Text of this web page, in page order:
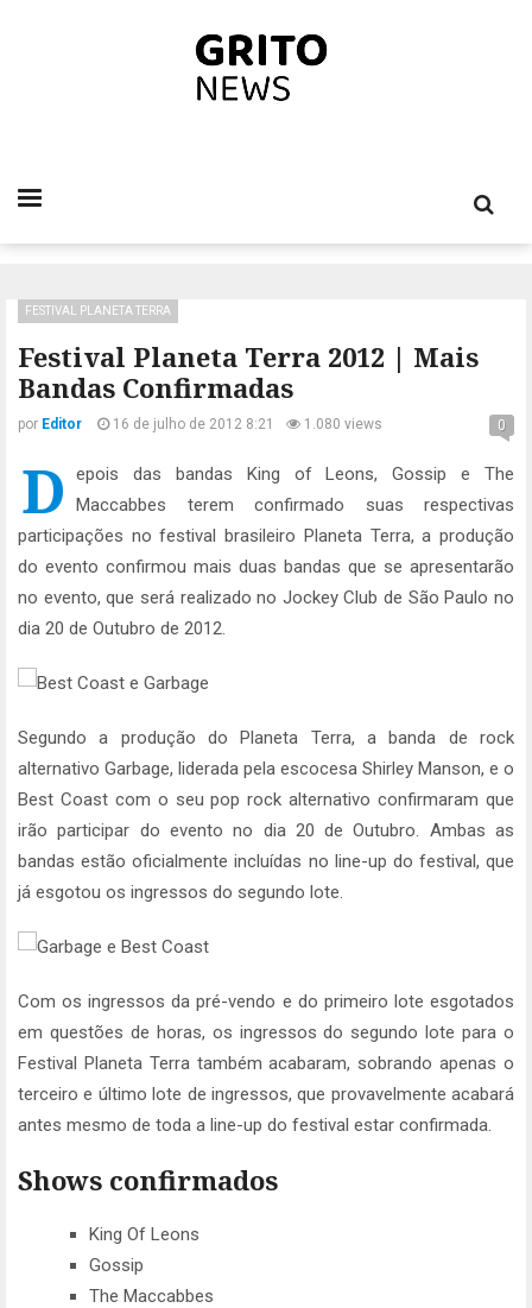
Festival Planeta Terra 2012 | Mais
Bandas Confirmadas
FESTIVAL PLANETA TERRA
por Editor 16 de julho de 2012 8:21 1.080 views 0
D
epois das bandas King of Leons, Gossip e The
Maccabbes terem confirmado suas respectivas
participações no festival brasileiro Planeta Terra, a produção
do evento confirmou mais duas bandas que se apresentarão
no evento, que será realizado no Jockey Club de São Paulo no
dia 20 de Outubro de 2012.
Segundo a produção do Planeta Terra, a banda de rock
alternativo Garbage, liderada pela escocesa Shirley Manson, e o
Best Coast com o seu pop rock alternativo confirmaram que
irão participar do evento no dia 20 de Outubro. Ambas as
bandas estão oficialmente incluídas no line-up do festival, que
já esgotou os ingressos do segundo lote.
Com os ingressos da pré-vendo e do primeiro lote esgotados
em questões de horas, os ingressos do segundo lote para o
Festival Planeta Terra também acabaram, sobrando apenas o
terceiro e último lote de ingressos, que provavelmente acabará
antes mesmo de toda a line-up do festival estar confirmada.
Shows confirmados
King Of Leons
Gossip
The Maccabbes